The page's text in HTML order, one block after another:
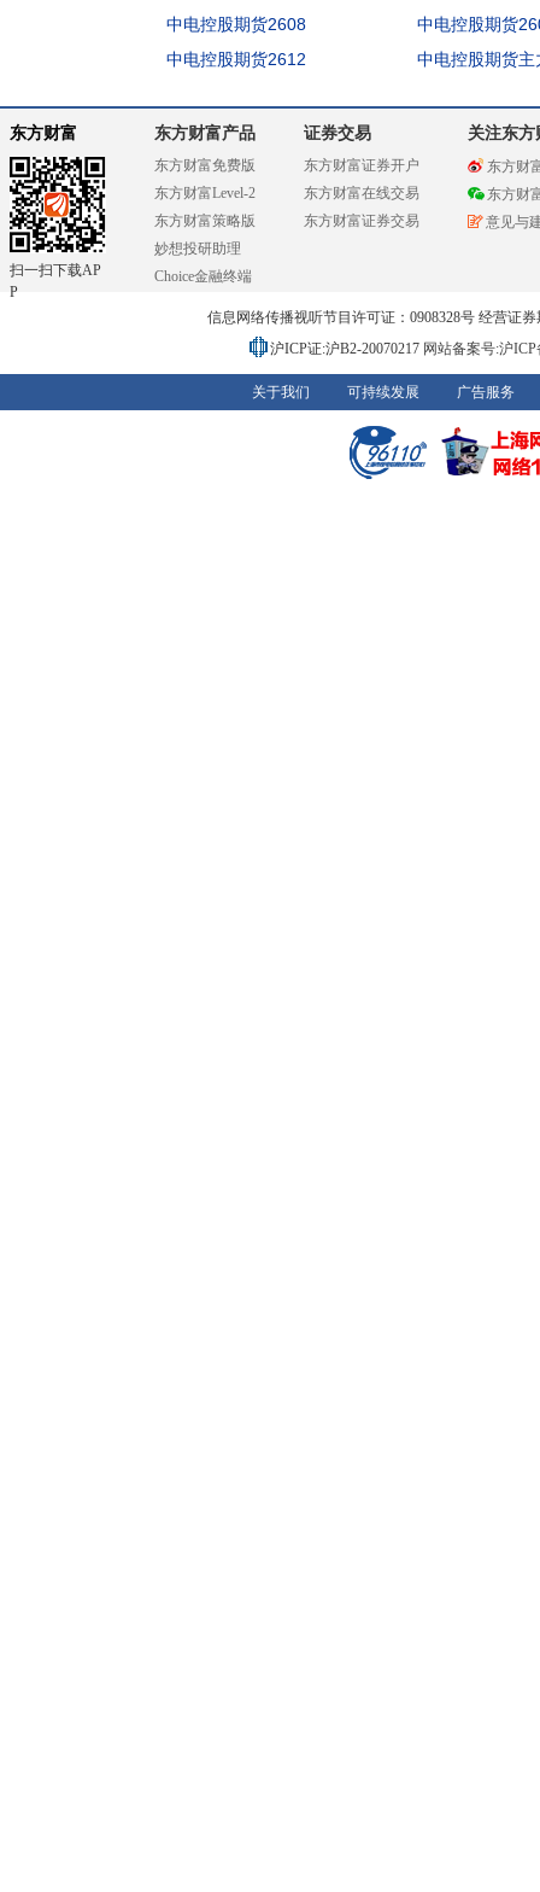
中电控股期货2608
中电控股期货
中电控股期货2612
中电控股期货主
东方财富
扫一扫下载AP
P
东方财富产品
东方财富免费版
东方财富Level-2
东方财富策略版
妙想投研助理
Choice金融终端
证券交易
东方财富证券开户
东方财富在线交易
东方财富证券交易
关注东方
东方财
东方财
意见与
信息网络传播视听节目许可证：0908328号 经营证
沪ICP证:沪B2-20070217 网站备案号:沪
关于我们 可持续发展 广告服务